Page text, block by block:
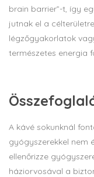
brain barrier”-t, így
jutnak el a
légzőgyakorlatok
természetes energia
A kávé sokunknál
gyógyszerekkel nem
ellenőrizze
háziorvosával a